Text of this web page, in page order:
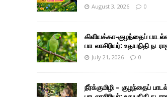
August 3, 2026 0
கிளியக்கா-குழந்தைப்
பாடலாசிரியர்: உதயநிதி
July 21, 2026 0
நீர்க்குமிழி – குழந்தைப்